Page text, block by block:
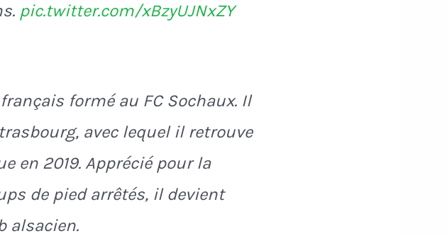
pic.twitter.com/xBzyUJNxZY
formé au FC Sochaux. Il
avec lequel il retrouve
en 2019. Apprécié pour la
de pied arrêtés, il devient
alsacien.